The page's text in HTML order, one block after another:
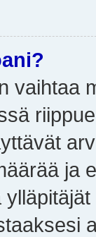
vaihtaa
ja